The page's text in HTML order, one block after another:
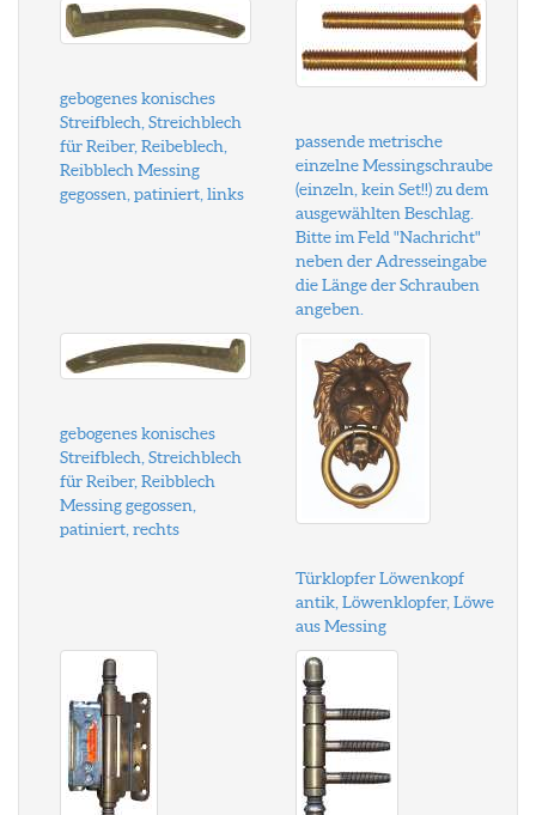
gebogenes konisches
Streifblech, Streichblech
für Reiber, Reibeblech,
Reibblech Messing
gegossen, patiniert, links
passende metrische
einzelne Messingschraube
(einzeln, kein Set!!) zu dem
ausgewählten Beschlag.
Bitte im Feld "Nachricht"
neben der Adresseingabe
die Länge der Schrauben
angeben.
gebogenes konisches
Streifblech, Streichblech
für Reiber, Reibblech
Messing gegossen,
patiniert, rechts
Türklopfer Löwenkopf
antik, Löwenklopfer, Löwe
aus Messing